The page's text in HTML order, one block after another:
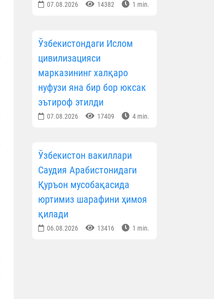
07.08.2026 14382 1 min.
Ўзбекистондаги Ислом
цивилизацияси
марказининг халқаро
нуфузи яна бир бор юксак
эътироф этилди
07.08.2026 17409 4 min.
Ўзбекистон вакиллари
Саудия Арабистонидаги
Қуръон мусобақасида
юртимиз шарафини ҳимоя
қилади
06.08.2026 13416 1 min.